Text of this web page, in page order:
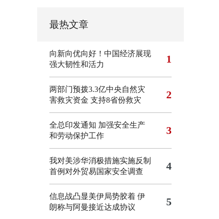
最热文章
向新向优向好！中国经济展现
强大韧性和活力
1
两部门预拨3.3亿中央自然灾
害救灾资金 支持8省份救灾
2
全总印发通知 加强安全生产
和劳动保护工作
3
我对美涉华消极措施实施反制
首例对外贸易国家安全调查
4
信息战凸显美伊局势胶着 伊
朗称与阿曼接近达成协议
5